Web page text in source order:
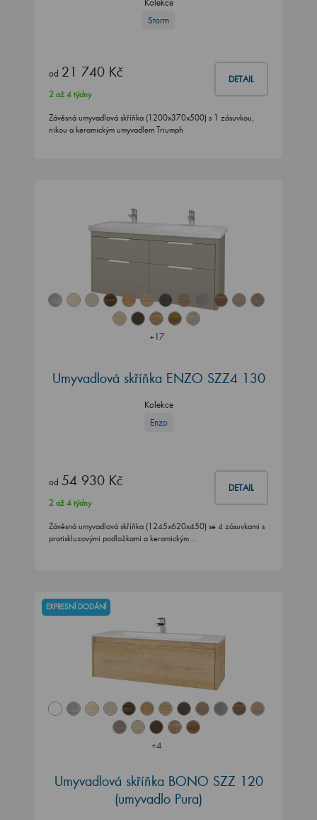
Kolekce
Storm
od 21 740 Kč DETAIL
2 až 4 týdny
Závěsná umyvadlová skříňka (1200x370x500) s 1 zásuvkou,
nikou a keramickým umyvadlem Triumph
+17
Umyvadlová skříňka ENZO SZZ4 130
Kolekce
Enzo
od 54 930 Kč DETAIL
2 až 4 týdny
Závěsná umyvadlová skříňka (1245x620x450) se 4 zásuvkami s
protiskluzovými podložkami a keramickým…
+4
EXPRESNÍ DODÁNÍ
Umyvadlová skříňka BONO SZZ 120
(umyvadlo Pura)